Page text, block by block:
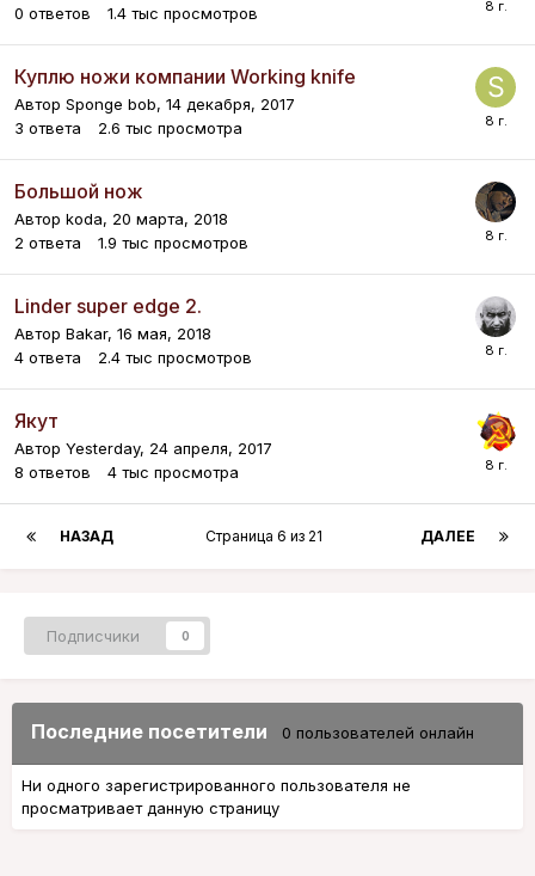
0 ответов 1.4 тыс просмотров
Куплю ножи компании Working knife
Автор Sponge bob, 14 декабря, 2017
3 ответа 2.6 тыс просмотра
Большой нож
Автор koda, 20 марта, 2018
2 ответа 1.9 тыс просмотров
Linder super edge 2.
Автор Bakar, 16 мая, 2018
4 ответа 2.4 тыс просмотров
Якут
Автор Yesterday, 24 апреля, 2017
8 ответов 4 тыс просмотра
НАЗАД ДАЛЕЕ
Страница 6 из 21
Подписчики 0
Последние посетители 0 пользователей онлайн
Ни одного зарегистрированного пользователя не
просматривает данную страницу